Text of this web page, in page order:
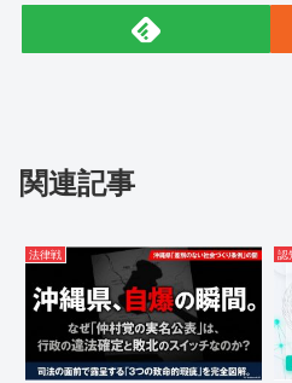
関連記事
法律戦 認